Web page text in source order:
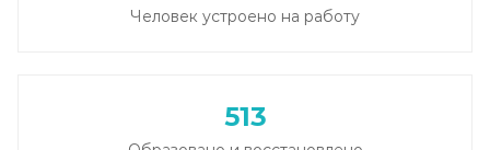
Человек устроено на работу
513